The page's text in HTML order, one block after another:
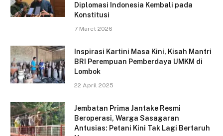
Diplomasi Indonesia Kembali pada
Konstitusi
7 Maret 2026
Inspirasi Kartini Masa Kini, Kisah Mantri
BRI Perempuan Pemberdaya UMKM di
Lombok
22 April 2025
Jembatan Prima Jantake Resmi
Beroperasi, Warga Sasagaran
Antusias: Petani Kini Tak Lagi Bertaruh